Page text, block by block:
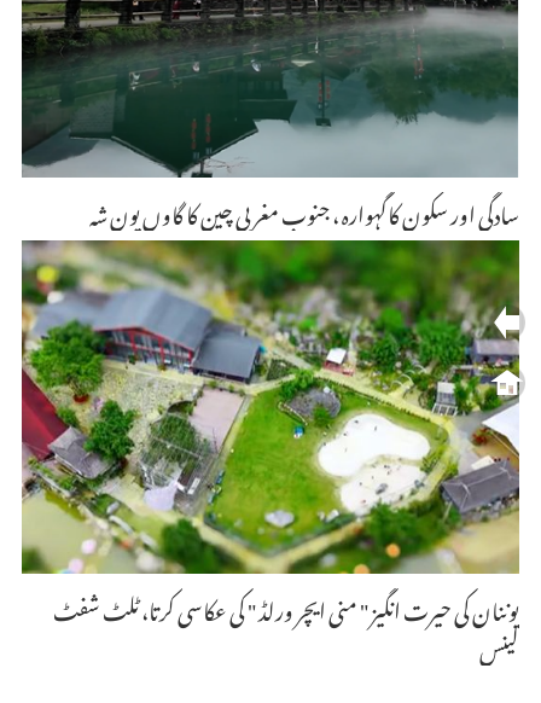
سادگی اور سکون کاگہوارہ ، جنوب مغربی چین کا گاوں یون شہ
یوننان کی حیرت انگیز " منی ایچر ورلڈ " کی عکاسی کرتا، ٹلٹ شفٹ
لینس